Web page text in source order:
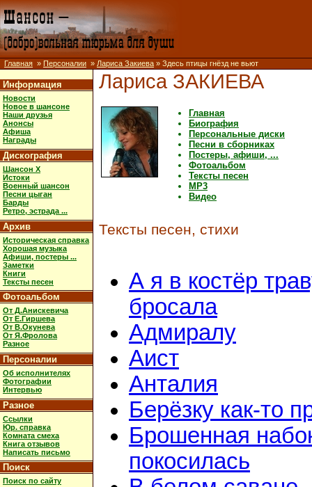
Главная » Персоналии » Лариса Закиева » Здесь птицы гнёзд не вьют
Информация
Новости
Новое в шансоне
Наши друзья
Анонсы
Афиша
Награды
Дискография
Шансон X
Истоки
Военный шансон
Песни цыган
Барды
Ретро, эстрада ...
Архив
Историческая справка
Хорошая музыка
Афиши, постеры ...
Заметки
Книги
Тексты песен
Фотоальбом
От Д.Анискевича
От Е.Гиршева
От В.Окунева
От Я.Фролова
Разное
Персоналии
Об исполнителях
Фотографии
Интервью
Разное
Ссылки
Юр. справка
Комната смеха
Книга отзывов
Написать письмо
Поиск
Поиск по сайту
Лариса ЗАКИЕВА
Главная
Биография
Персональные диски
Песни в сборниках
Постеры, афиши, ...
Фотоальбом
Тексты песен
MP3
Видео
Тексты песен, стихи
А я в костёр
бросала
Адмиралу
Аист
Анталия
Берёзку как-то
Брошенная
покосилась